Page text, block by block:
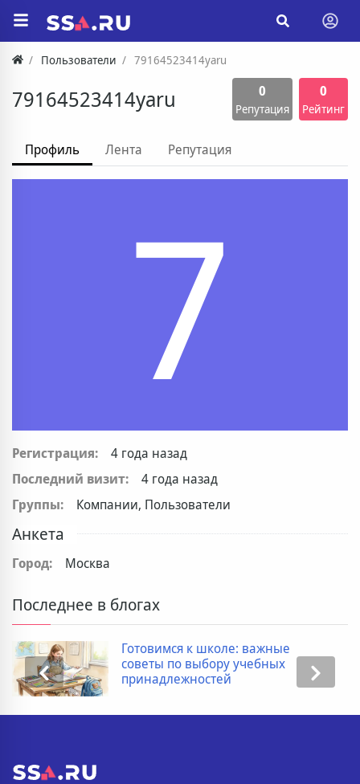
Пользователи 79164523414yaru
79164523414yaru 0
Репутация
0
Рейтинг
Профиль Лента Репутация
7
Регистрация:
4 года назад
Последний визит:
4 года назад
Группы:
Компании, Пользователи
Анкета
Город: Москва
Последнее в блогах
Готовимся к школе: важные
советы по выбору учебных
принадлежностей